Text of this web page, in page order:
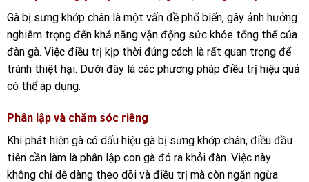
Gà bị sưng khớp chân là một vấn đề phổ biến, gây ảnh hưởng
nghiêm trọng đến khả năng vận động sức khỏe tổng thể của
đàn gà. Việc điều trị kịp thời đúng cách là rất quan trọng để
tránh thiệt hại. Dưới đây là các phương pháp điều trị hiệu quả
có thể áp dụng.
Phân lập và chăm sóc riêng
Khi phát hiện gà có dấu hiệu gà bị sưng khớp chân, điều đầu
tiên cần làm là phân lập con gà đó ra khỏi đàn. Việc này
không chỉ dễ dàng theo dõi và điều trị mà còn ngăn ngừa